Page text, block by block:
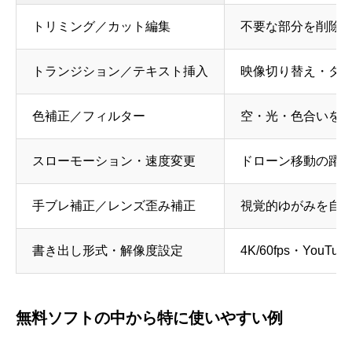
トリミング／カット編集 不要な部分を削除
トランジション／テキスト挿入 映像切り替え・タ
色補正／フィルター 空・光・色合いを
スローモーション・速度変更 ドローン移動の躍
手ブレ補正／レンズ歪み補正 視覚的ゆがみを自
書き出し形式・解像度設定 4K/60fps・
無料ソフトの中から特に使いやすい例